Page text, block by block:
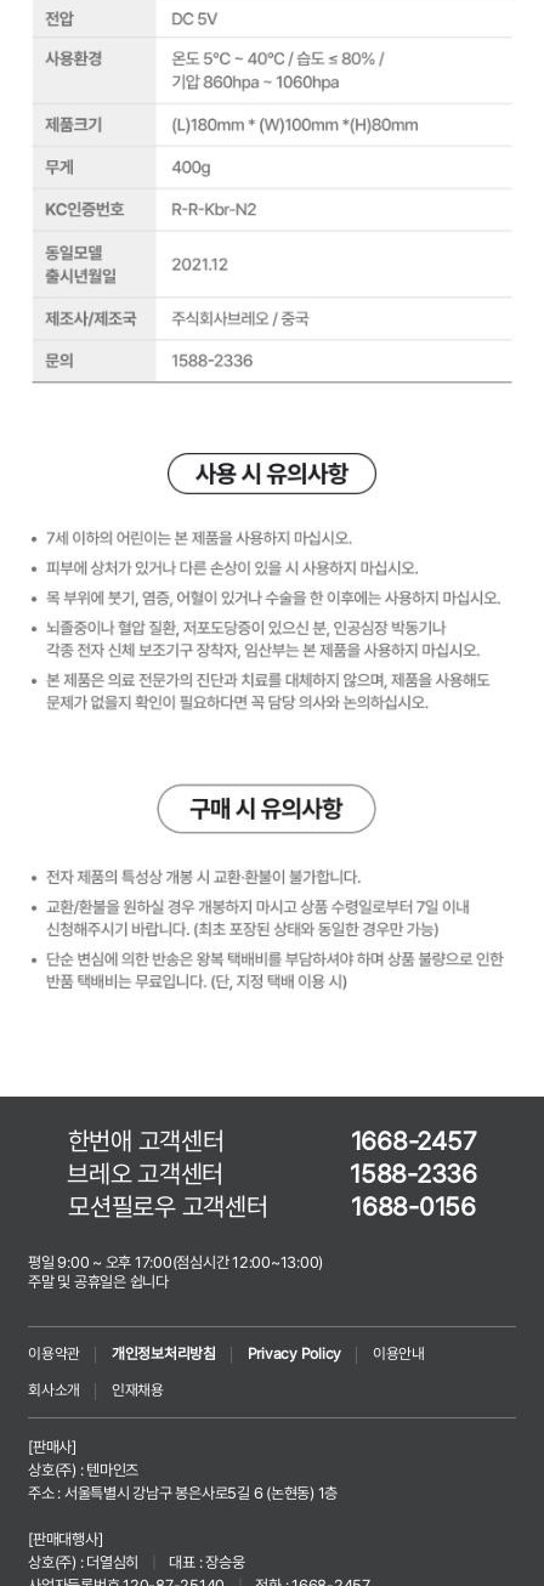
한번애 고객센터
1668-2457
브레오 고객센터
1588-2336
모션필로우 고객센터
1688-0156
평일 9:00 ~ 오후 17:00(점심시간 12:00~13:00)
주말 및 공휴일은 쉽니다
이용약관 개인정보처리방침 Privacy Policy
이용안내
회사소개
인재채용
[판매사]
상호(주) : 텐마인즈
주소 : 서울특별시 강남구 봉은사로5길 6 (논현동) 1층
[판매대행사]
상호(주) : 더열심히
대표 : 장승웅